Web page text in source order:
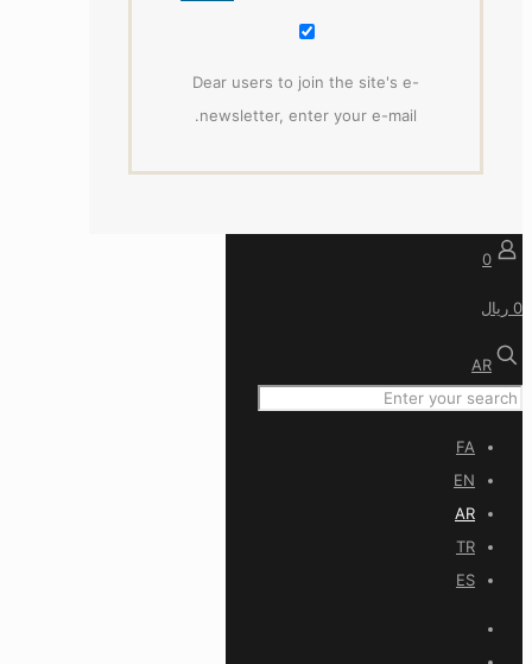
Dear users to join the site's e-
newsletter, enter your e-mail.
0
0 ریال
AR
FA
EN
AR
TR
ES